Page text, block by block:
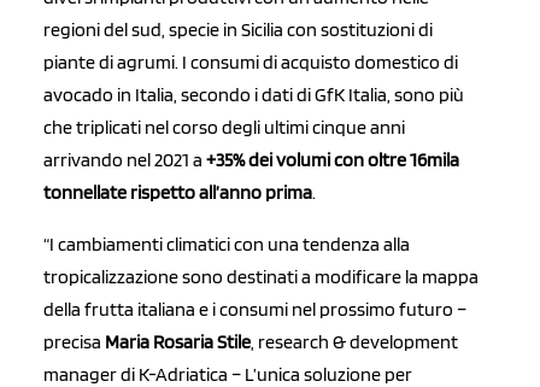
regioni del sud, specie in Sicilia con sostituzioni di
piante di agrumi. I consumi di acquisto domestico di
avocado in Italia, secondo i dati di GfK Italia, sono più
che triplicati nel corso degli ultimi cinque anni
arrivando nel 2021 a +35% dei volumi con oltre 16mila
tonnellate rispetto all’anno prima.
“I cambiamenti climatici con una tendenza alla
tropicalizzazione sono destinati a modificare la mappa
della frutta italiana e i consumi nel prossimo futuro –
precisa Maria Rosaria Stile, research & development
manager di K-Adriatica – L’unica soluzione per